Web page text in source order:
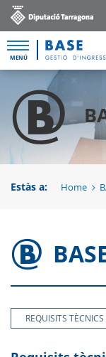
MENÚ
Estàs a: Home
REQUISITS TÈCNICS